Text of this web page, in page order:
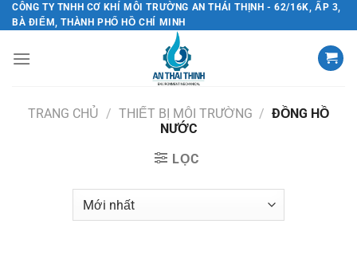
Chuyển
đến
dung
CÔNG TY TNHH CƠ KHÍ MÔI TRƯỜNG AN THÁI THỊNH - 62/16K, ẤP 3,
BÀ ĐIỂM, THÀNH PHỐ HỒ CHÍ MINH
TRANG CHỦ / THIẾT BỊ MÔI TRƯỜNG / ĐỒNG HỒ
NƯỚC
LỌC